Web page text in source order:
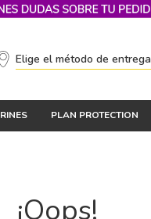
Elige el método de entrega
RINES PLAN PROTECTION
¡Oops!